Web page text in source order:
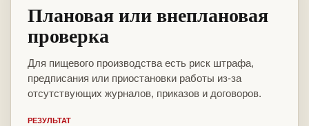
Плановая или внеплановая
проверка
Для пищевого производства есть риск штрафа,
предписания или приостановки работы из-за
отсутствующих журналов, приказов и договоров.
РЕЗУЛЬТАТ